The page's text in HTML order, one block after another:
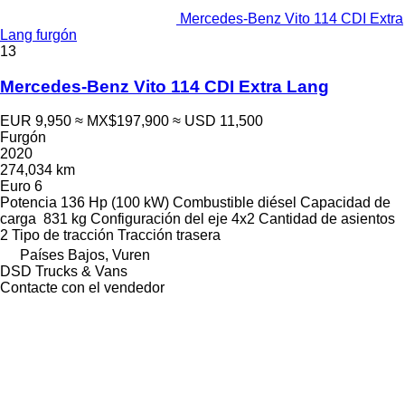
Mercedes-Benz Vito 114 CDI Extra
Lang furgón
13
Mercedes-Benz Vito 114 CDI Extra Lang
EUR 9,950 ≈ MX$197,900 ≈ USD 11,500
Furgón
2020
274,034 km
Euro 6
Potencia 136 Hp (100 kW) Combustible diésel Capacidad de
carga 831 kg Configuración del eje 4x2 Cantidad de asientos
2 Tipo de tracción Tracción trasera
Países Bajos, Vuren
DSD Trucks & Vans
Contacte con el vendedor